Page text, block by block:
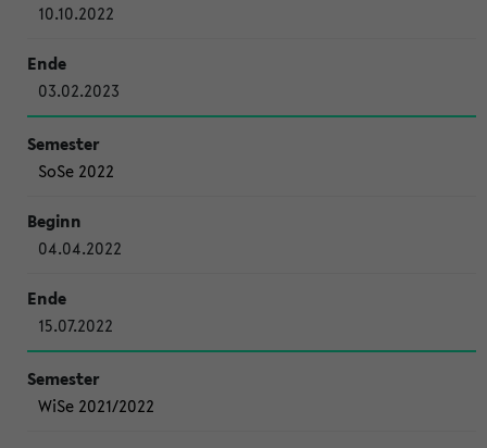
10.10.2022
03.02.2023
SoSe 2022
04.04.2022
15.07.2022
WiSe 2021/2022